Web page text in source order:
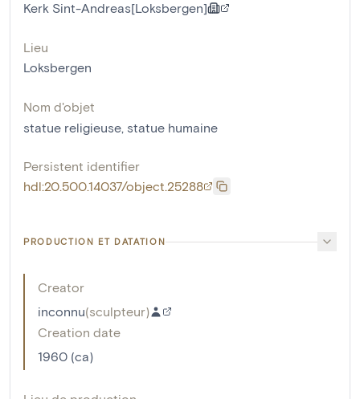
Kerk Sint-Andreas[Loksbergen]
Lieu
Loksbergen
Nom d'objet
statue religieuse, statue humaine
Persistent identifier
hdl:20.500.14037/object.25288
PRODUCTION ET DATATION
Creator
inconnu(sculpteur)
Creation date
1960 (ca)